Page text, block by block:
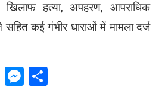
हत्या, अपहरण, आपराधिक
कई गंभीर धाराओं में मामला दर्ज
Telegram
Messenger